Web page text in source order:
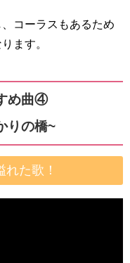
コーラスもあるため
ます。
め曲④
りの橋~
た歌！